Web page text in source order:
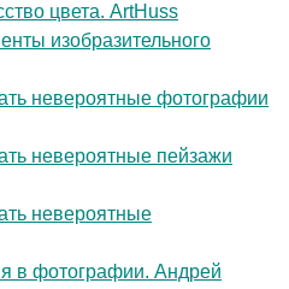
цвета. ArtHuss
изобразительного
невероятные фотографии
невероятные пейзажи
невероятные
в фотографии. Андрей